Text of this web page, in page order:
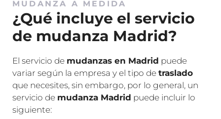
MUDANZA A MEDIDA
¿Qué incluye el servicio
de mudanza Madrid?
El servicio de mudanzas en Madrid puede
variar según la empresa y el tipo de traslado
que necesites, sin embargo, por lo general, un
servicio de mudanza Madrid puede incluir lo
siguiente: